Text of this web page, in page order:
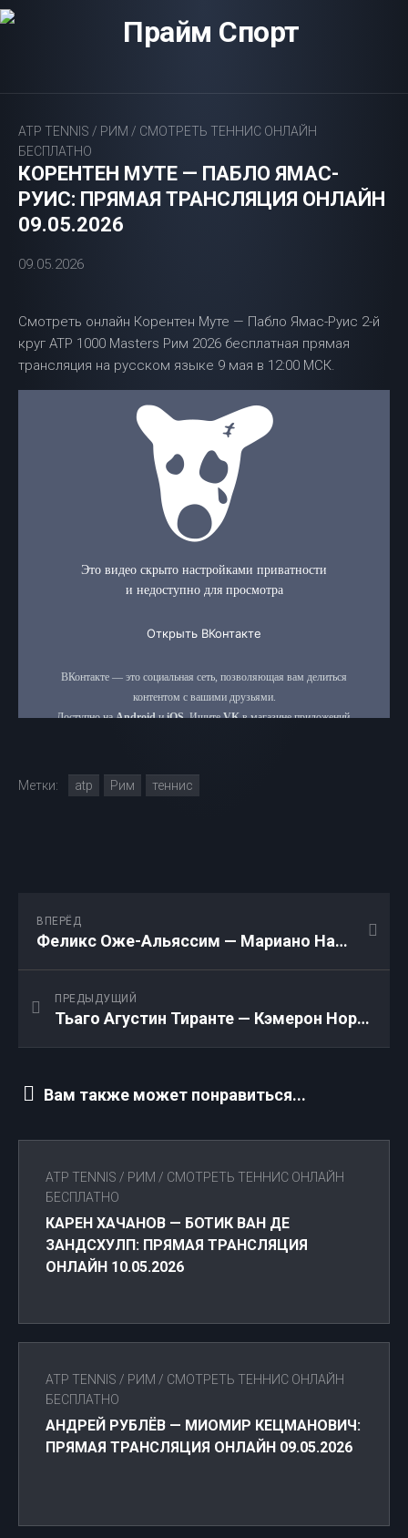
Перейти
к
ATP TENNIS / РИМ / СМОТРЕТЬ ТЕННИС ОНЛАЙН
БЕСПЛАТНО
КОРЕНТЕН МУТЕ — ПАБЛО ЯМАС-
РУИС: ПРЯМАЯ ТРАНСЛЯЦИЯ ОНЛАЙН
09.05.2026
09.05.2026
Смотреть онлайн Корентен Муте — Пабло Ямас-Руис 2-й
круг ATP 1000 Masters Рим 2026 бесплатная прямая
трансляция на русском языке 9 мая в 12:00 МСК.
Метки: atp Рим теннис
ВПЕРЁД
Феликс Оже-Альяссим — Мариано Навоне: Прямая трансляция онлайн 09.05.2026
ПРЕДЫДУЩИЙ
Тьаго Агустин Тиранте — Кэмерон Норри: Прямая трансляция онлайн 09.05.2026
Вам также может понравиться...
ATP TENNIS / РИМ / СМОТРЕТЬ ТЕННИС ОНЛАЙН
БЕСПЛАТНО
КАРЕН ХАЧАНОВ — БОТИК ВАН ДЕ
ЗАНДСХУЛП: ПРЯМАЯ ТРАНСЛЯЦИЯ
ОНЛАЙН 10.05.2026
ATP TENNIS / РИМ / СМОТРЕТЬ ТЕННИС ОНЛАЙН
БЕСПЛАТНО
АНДРЕЙ РУБЛЁВ — МИОМИР КЕЦМАНОВИЧ:
ПРЯМАЯ ТРАНСЛЯЦИЯ ОНЛАЙН 09.05.2026